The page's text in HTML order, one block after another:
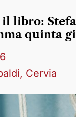
il libro:
quinta
Cervia